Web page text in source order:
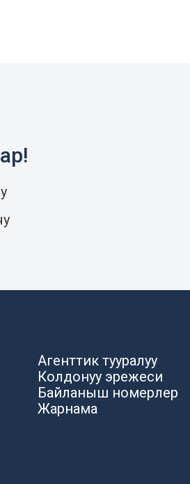
Агенттик тууралуу
Колдонуу эрежеси
Байланыш номерлер
Жарнама